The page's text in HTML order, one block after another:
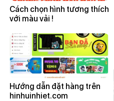
Cách chọn hình tương thích
với màu vải !
Hướng dẫn đặt hàng trên
hinhuinhiet.com